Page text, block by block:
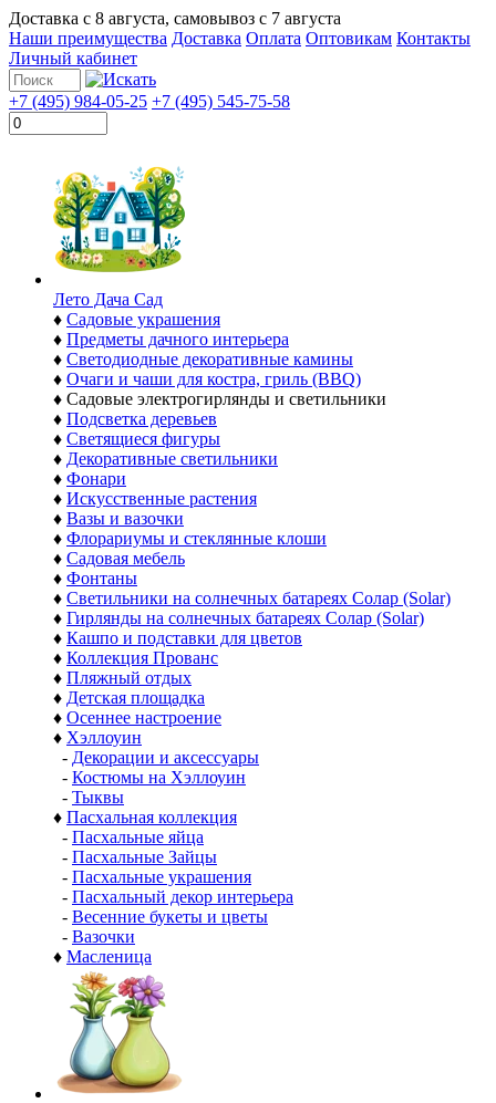
Доставка с 8 августа, самовывоз с 7 августа
Наши преимущества Доставка Оплата Оптовикам Контакты
Личный кабинет
+7 (495) 984-05-25 +7 (495) 545-75-58
Лето Дача Сад
♦ Садовые украшения
♦ Предметы дачного интерьера
♦ Светодиодные декоративные камины
♦ Очаги и чаши для костра, гриль (BBQ)
♦ Садовые электрогирлянды и светильники
♦ Подсветка деревьев
♦ Светящиеся фигуры
♦ Декоративные светильники
♦ Фонари
♦ Искусственные растения
♦ Вазы и вазочки
♦ Флорариумы и стеклянные клоши
♦ Садовая мебель
♦ Фонтаны
♦ Светильники на солнечных батареях Солар (Solar)
♦ Гирлянды на солнечных батареях Солар (Solar)
♦ Кашпо и подставки для цветов
♦ Коллекция Прованс
♦ Пляжный отдых
♦ Детская площадка
♦ Осеннее настроение
♦ Хэллоуин
- Декорации и аксессуары
- Костюмы на Хэллоуин
- Тыквы
♦ Пасхальная коллекция
- Пасхальные яйца
- Пасхальные Зайцы
- Пасхальные украшения
- Пасхальный декор интерьера
- Весенние букеты и цветы
- Вазочки
♦ Масленица